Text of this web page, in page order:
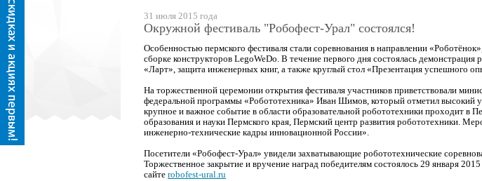
31 июля 2015 года
Окружной фестиваль "Робофест-Урал" состоялся!
Особенностью пермского фестиваля стали соревнования в направлении
сборке конструкторов LegoWeDo. В течение первого дня состоялась
«Ларт», защита инженерных книг, а также круглый стол «Презентация успешного
На торжественной церемонии открытия фестиваля участников приветствовали
федеральной программы «Робототехника» Иван Шимов, который отметил высокий
крупное и важное событие в области образовательной робототехники проходит в
образования и науки Пермского края, Пермский центр развития робототехники.
инженерно-технические кадры инновационной России».
Посетители «Робофест-Урал» увидели захватывающие робототехнические
Торжественное закрытие и вручение наград победителям состоялось 29 января
сайте robofest-ural.ru